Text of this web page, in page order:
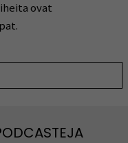
ovat